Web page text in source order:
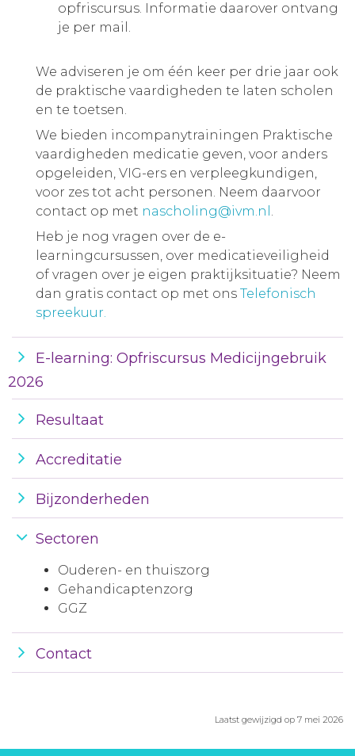
opfriscursus. Informatie daarover ontvang
je per mail.
We adviseren je om één keer per drie jaar ook
de praktische vaardigheden te laten scholen
en te toetsen.
We bieden incompanytrainingen Praktische
vaardigheden medicatie geven, voor anders
opgeleiden, VIG-ers en verpleegkundigen,
voor zes tot acht personen. Neem daarvoor
contact op met nascholing@ivm.nl .
Heb je nog vragen over de e-
learningcursussen, over medicatieveiligheid
of vragen over je eigen praktijksituatie? Neem
dan gratis contact op met ons Telefonisch
spreekuur.
E-learning: Opfriscursus Medicijngebruik
2026
Resultaat
Accreditatie
Bijzonderheden
Sectoren
Ouderen- en thuiszorg
Gehandicaptenzorg
GGZ
Contact
Laatst gewijzigd op 7 mei 2026